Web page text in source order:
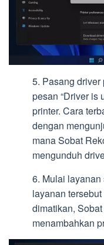
5. Pasang
pesan “Driver is
printer. Cara
dengan
mana Sobat
mengunduh
6. Mulai
layanan
dimatikan,
menambahkan